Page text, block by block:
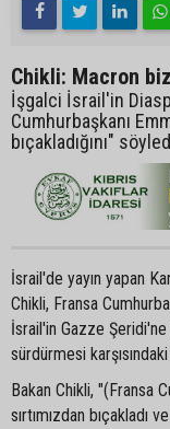
Chikli: Macron
İşgalci İsrail'in
Cumhurbaşkanı
bıçakladığını"
İsrail'de yayın yapan
Chikli, Fransa
İsrail'in Gazze Şeridi'ne
sürdürmesi
Bakan Chikli, "(Fransa
sırtımızdan bıçakladı